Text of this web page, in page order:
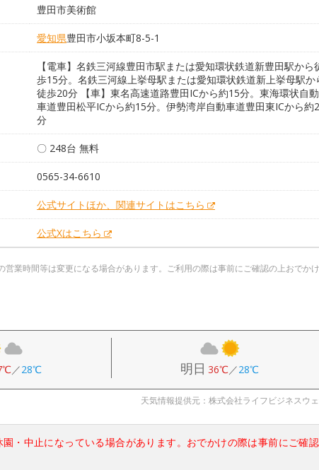
豊田市美術館
愛知県豊田市小坂本町8-5-1
【電車】名鉄三河線豊田市駅または愛知環状鉄道新豊田駅から
歩15分。名鉄三河線上挙母駅または愛知環状鉄道新上挙母駅か
徒歩20分 【車】東名高速道路豊田ICから約15分。東海環状自動
車道豊田松平ICから約15分。伊勢湾岸自動車道豊田東ICから約
分
〇 248台 無料
0565-34-6610
公式サイトほか、関連サイトはこちら
公式Xはこちら
業時間等は変更になる場合があります。ご利用の際は事前にご確認の上おでかけ
／28℃ 明日 36℃／28℃
天気情報提供元：株式会社ライフビジネスウ
・中止になっている場合があります。おでかけの際は事前にご確認